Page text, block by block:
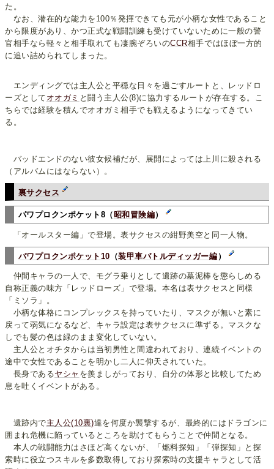
た。
なお、潜在的な能力を100％発揮できても元が小柄な女性であること
から限度があり、かつ正式な戦闘訓練も受けていないために一般の警
官相手なら軽々と相手取れても凄腕ぞろいのCCR相手ではほぼ一方的
に追い詰められてしまった。
エンディングでは主人公と平穏な日々を過ごすルートと、レッドロ
ーズとして オオガミ と闘う主人公(8)に協力するルートが存在する。こ
ちらでは経験を積んでオオガミ相手でも戦えるようになってきてい
る。
バッドエンドのない彼女候補だが、展開によっては上川に殺される
（アルバムにはならない）。
裏サクセス
パワプロクンポケット8（ 昭和冒険編）
「オールスター編」で登場。表サクセスの紺野美空と同一人物。
パワプロクンポケット10 （装甲車バトルディッガー編 ）
仲間キャラの一人で、モグラ乗りとして遺跡の墓泥棒を懲らしめる
自称正義の味方「レッドローズ」で登場。本名は表サクセスと同様
「ミソラ」。
小柄な体格にコンプレックスを持っていたり、マスクが無いと素に
戻って弱気になるなど、キャラ設定は表サクセスに準ずる。マスクな
しでも髪の色は緑のまま変化していない。
主人公とオチタからは当初男性と間違われており、連続イベントの
途中で女性であることを明かし二人に仰天されていた。
長身であるヤシャ を羨ましがっており、自分の体形と比較してため
息を吐くイベントがある。
遺跡内で主人公(10裏)達を何度か襲撃するが、最終的にはドラゴンに
囲まれ危機に陥っているところを助けてもらうことで仲間となる。
本人の戦闘能力はさほど高くないが、「燃料探知」「弾探知」と探
索時に役立つスキルを多数取得しており探索時の支援キャラとして活